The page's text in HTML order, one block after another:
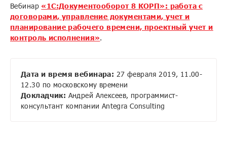
Вебинар«1С:Документооборот 8 КОРП»: работа с
договорами, управление документами, учет и
планирование рабочего времени, проектный учет и
контроль исполнения».
Дата и время вебинара: 27 февраля 2019, 11.00-
12.30 по московскому времени
Докладчик: Андрей Алексеев, программист-
консультант компании Antegra Consulting